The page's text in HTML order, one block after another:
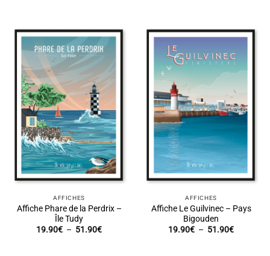
51.90€
51.90€
AFFICHES
Affiche Phare de la Perdrix –
Île Tudy
19.90€ – 51.90€Plage
AFFICHES
Affiche Le Guilvinec – Pays
Bigouden
19.90€ – 51.90€Plage